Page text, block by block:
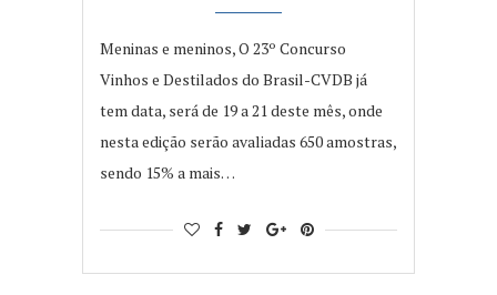
Meninas e meninos, O 23º Concurso
Vinhos e Destilados do Brasil-CVDB já
tem data, será de 19 a 21 deste mês, onde
nesta edição serão avaliadas 650 amostras,
sendo 15% a mais…